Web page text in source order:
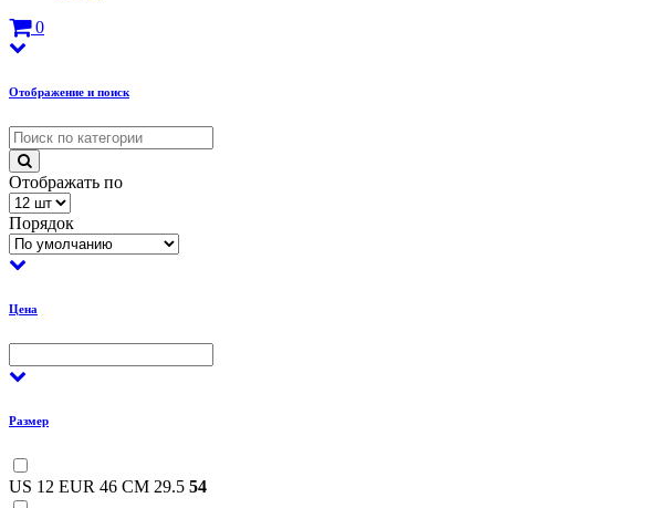
0
Отображение и поиск
Отображать по
Порядок
Цена
Размер
US 12 EUR 46 CM 29.5 54